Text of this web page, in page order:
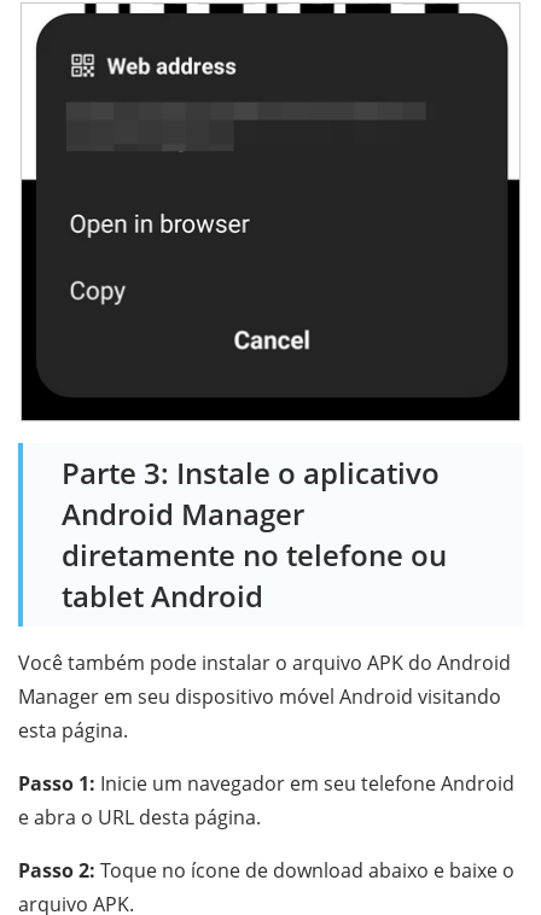
Parte 3: Instale o aplicativo
Android Manager
diretamente no telefone ou
tablet Android
Você também pode instalar o arquivo APK do Android
Manager em seu dispositivo móvel Android visitando
esta página.
Passo 1: Inicie um navegador em seu telefone Android
e abra o URL desta página.
Passo 2: Toque no ícone de download abaixo e baixe o
arquivo APK.